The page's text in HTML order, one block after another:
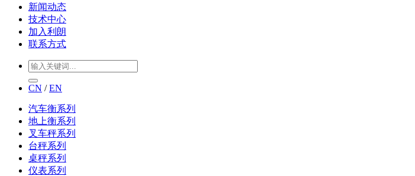
新闻动态
技术中心
加入利朗
联系方式
CN /EN
汽车衡系列
地上衡系列
叉车秤系列
台秤系列
桌秤系列
仪表系列